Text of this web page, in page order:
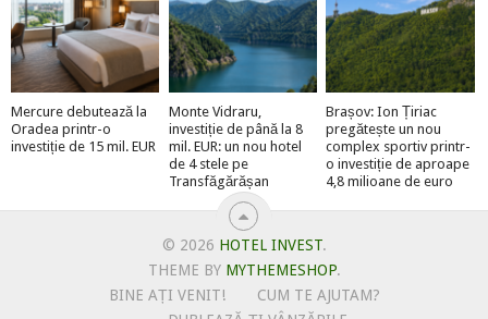
Mercure debutează la
Oradea printr-o
investiție de 15 mil. EUR
Monte Vidraru,
investiție de până la 8
mil. EUR: un nou hotel
de 4 stele pe
Transfăgărășan
Brașov: Ion Țiriac
pregătește un nou
complex sportiv printr-
o investiție de aproape
4,8 milioane de euro
© 2026 HOTEL INVEST.
THEME BY MYTHEMESHOP.
BINE AȚI VENIT!
CUM TE AJUTAM?